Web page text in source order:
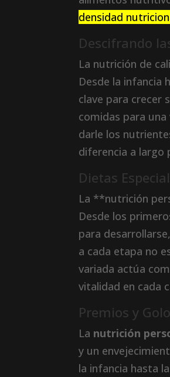
densidad
Descifrando
La nutrición de
Desde la infancia
clave para crecer
comidas para
darle los
diferencia a largo
Dietas
La **nutrición
Desde los
para
a cada etapa no
variada actúa
vitalidad en cada
Premios y
La nutrición
y un
la infancia hasta